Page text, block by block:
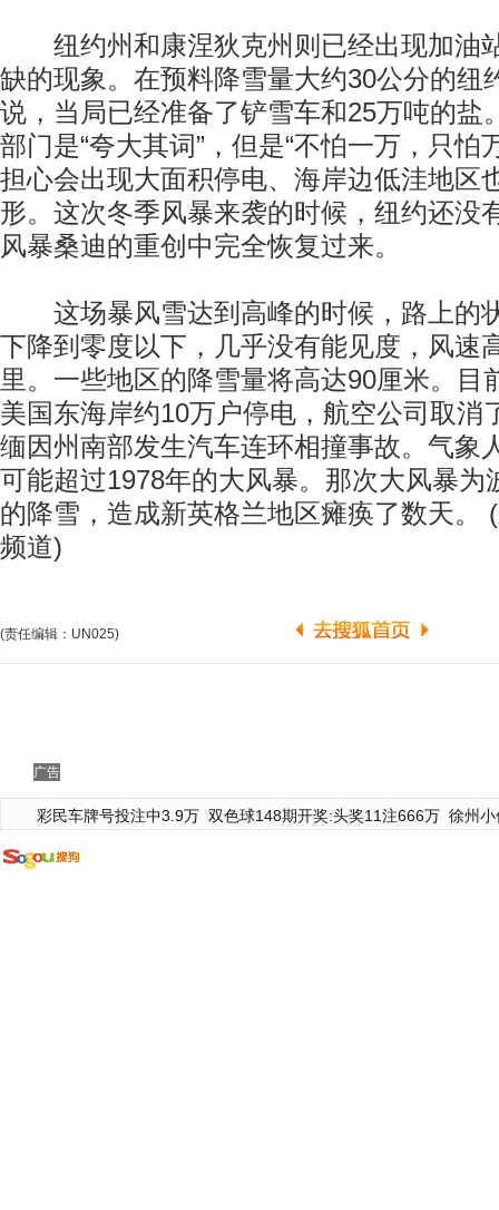
纽约州和康涅狄克州则已经出现加油
缺的现象。在预料降雪量大约30公分的纽
说，当局已经准备了铲雪车和25万吨的盐
部门是“夸大其词”，但是“不怕一万，只怕
担心会出现大面积停电、海岸边低洼地区
形。这次冬季风暴来袭的时候，纽约还没
风暴桑迪的重创中完全恢复过来。
这场暴风雪达到高峰的时候，路上的
下降到零度以下，几乎没有能见度，风速
里。一些地区的降雪量将高达90厘米。目
美国东海岸约10万户停电，航空公司取消
缅因州南部发生汽车连环相撞事故。气象
可能超过1978年的大风暴。那次大风暴为
的降雪，造成新英格兰地区瘫痪了数天。
频道)
(责任编辑：UN025)
广告
彩民车牌号投注中3.9万 双色球148期开奖:头奖11注666万 徐州